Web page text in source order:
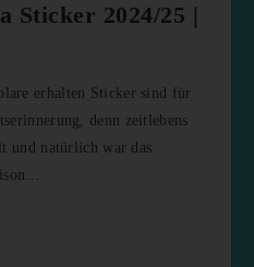
Sticker 2024/25 |
erhalten Sticker sind für
denn zeitlebens
und natürlich war das